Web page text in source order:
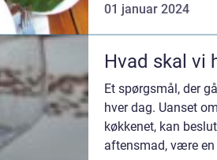
01 januar 2024
Hvad skal vi
Et spørgsmål, der
hver dag. Uanset
køkkenet, kan
aftensmad, være